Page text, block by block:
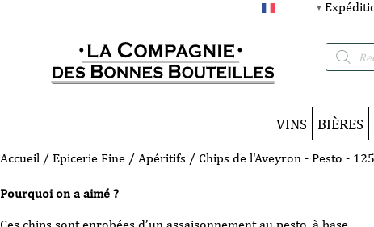
▼
Recherche
de
VINS BIÈRES
Accueil / Epicerie Fine / Apéritifs / Chips de l'Aveyron - Pesto -
Pourquoi on a aimé ?